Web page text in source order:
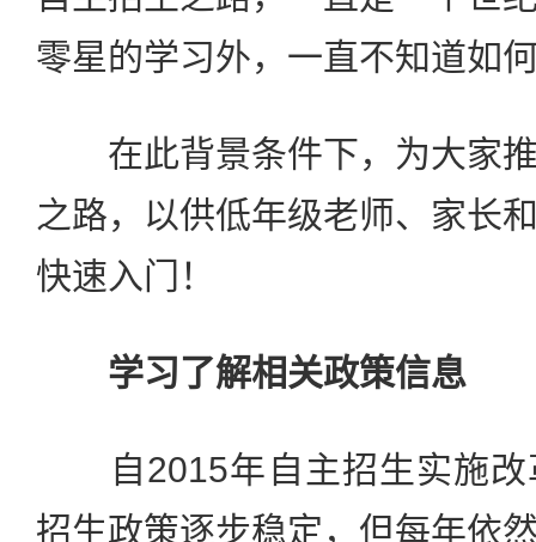
零星的学习外，一直不知道如
在此背景条件下，为大家推
之路，以供低年级老师、家长
快速入门！
学习了解相关政策信息
自2015年自主招生实施改
招生政策逐步稳定，但每年依